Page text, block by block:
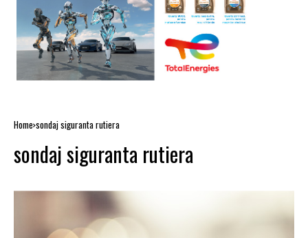
Home sondaj siguranta rutiera
sondaj siguranta rutiera